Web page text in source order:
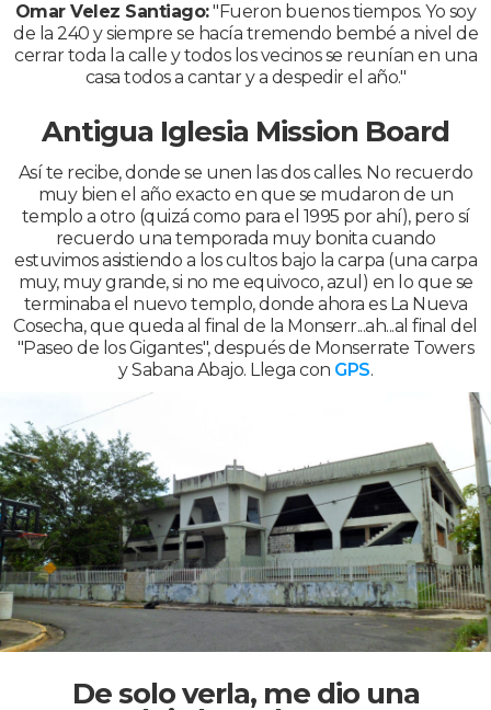
Omar Velez Santiago:"Fueron buenos tiempos. Yo soy
de la 240 y siempre se hacía tremendo bembé a nivel de
cerrar toda la calle y todos los vecinos se reunían en una
casa todos a cantar y a despedir el año."
Antigua Iglesia Mission Board
Así te recibe, donde se unen las dos calles. No recuerdo
muy bien el año exacto en que se mudaron de un
templo a otro (quizá como para el 1995 por ahí), pero sí
recuerdo una temporada muy bonita cuando
estuvimos asistiendo a los cultos bajo la carpa (una carpa
muy, muy grande, si no me equivoco, azul) en lo que se
terminaba el nuevo templo, donde ahora es La Nueva
Cosecha, que queda al final de la Monserr...ah...al final del
"Paseo de los Gigantes", después de Monserrate Towers
y Sabana Abajo. Llega con GPS.
De solo verla, me dio una